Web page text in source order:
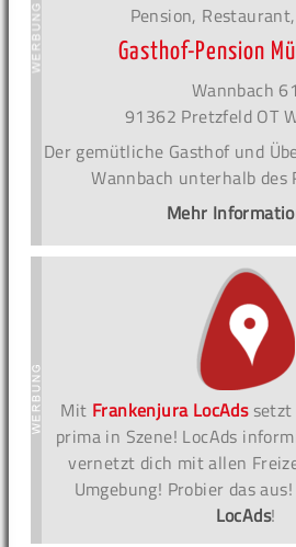
Pension,
Gasthof-Pension
Wannbach 61
91362 Pretzfeld OT
Der gemütliche Gasthof und
Wannbach unterhalb des
Mehr
Mit Frankenjura LocAds
prima in Szene! LocAds
vernetzt dich mit allen
Umgebung! Probier das
LocAds!